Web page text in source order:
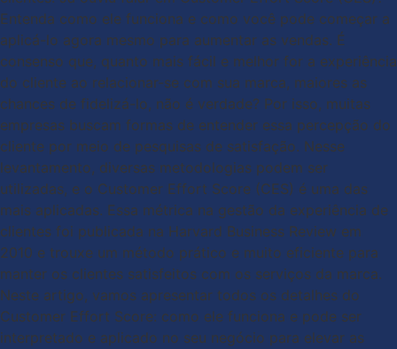
Entenda como ele funciona e como você pode começar a
aplicá-lo agora mesmo para aumentar as vendas. É
consenso que, quanto mais fácil e melhor for a experiência
do cliente ao relacionar-se com sua marca, maiores as
chances de fidelizá-lo, não é verdade? Por isso, muitas
empresas buscam formas de entender essa percepção do
cliente por meio de pesquisas de satisfação. Nesse
levantamento, diversas metodologias podem ser
utilizadas, e o Customer Effort Score (CES) é uma das
mais aplicadas. Essa métrica na gestão da experiência de
clientes foi publicada na Harvard Business Review em
2010 e trouxe um método prático e muito eficiente para
manter os clientes satisfeitos com os serviços da marca.
Neste artigo, vamos apresentar todos os detalhes do
Customer Effort Score: como ele funciona e pode ser
interpretado e aplicado no seu negócio para elevar as